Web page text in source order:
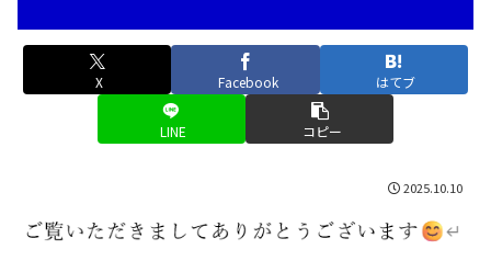
X Facebook はてブ
LINE コピー
2025.10.10